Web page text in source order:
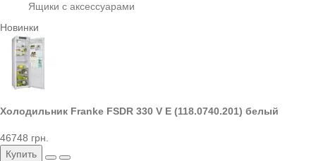
Ящики с аксессуарами
Новинки
Холодильник Franke FSDR 330 V E (118.0740.201) белый
46748 грн.
Купить